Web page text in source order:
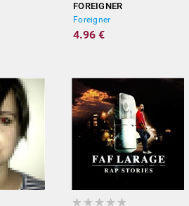
FOREIGNER
Foreigner
4.96 €